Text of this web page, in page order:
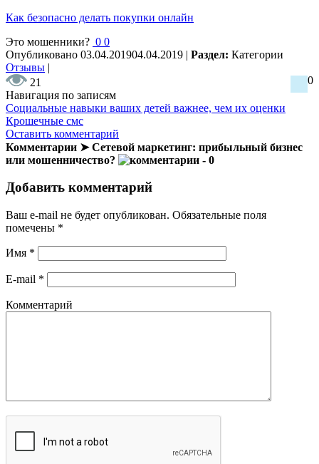
Как безопасно делать покупки онлайн
Это мошенники? 0 0
Опубликовано 03.04.201904.04.2019 | Раздел: Категории
Отзывы |
21
0
Навигация по записям
Социальные навыки ваших детей важнее, чем их оценки
Крошечные смс
Оставить комментарий
Комментарии ➤ Сетевой маркетинг: прибыльный бизнес
или мошенничество?
- 0
Добавить комментарий
Ваш e-mail не будет опубликован. Обязательные поля
помечены *
Имя *
E-mail *
Комментарий